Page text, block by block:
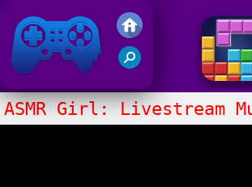
Gry Friv 5
ASMR Girl: Livestream